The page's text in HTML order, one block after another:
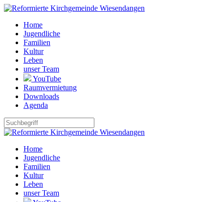
Home
Jugendliche
Familien
Kultur
Leben
unser Team
YouTube
Raumvermietung
Downloads
Agenda
Home
Jugendliche
Familien
Kultur
Leben
unser Team